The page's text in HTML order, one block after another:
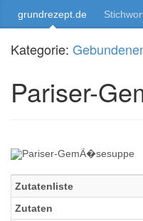
grundrezept.de
Kategorie:
Pariser-
Zutatenliste
Zutaten